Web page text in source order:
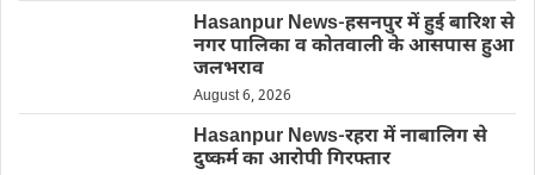
Hasanpur News-हसनपुर में हुई बारिश से
नगर पालिका व कोतवाली के आसपास हुआ
जलभराव
August 6, 2026
Hasanpur News-रहरा में नाबालिग से
दुष्कर्म का आरोपी गिरफ्तार